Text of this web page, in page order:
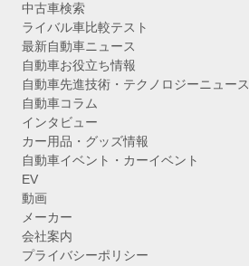
中古車検索
ライバル車比較テスト
最新自動車ニュース
自動車お役立ち情報
自動車先進技術・テクノロジーニュース
自動車コラム
インタビュー
カー用品・グッズ情報
自動車イベント・カーイベント
EV
動画
メーカー
会社案内
プライバシーポリシー